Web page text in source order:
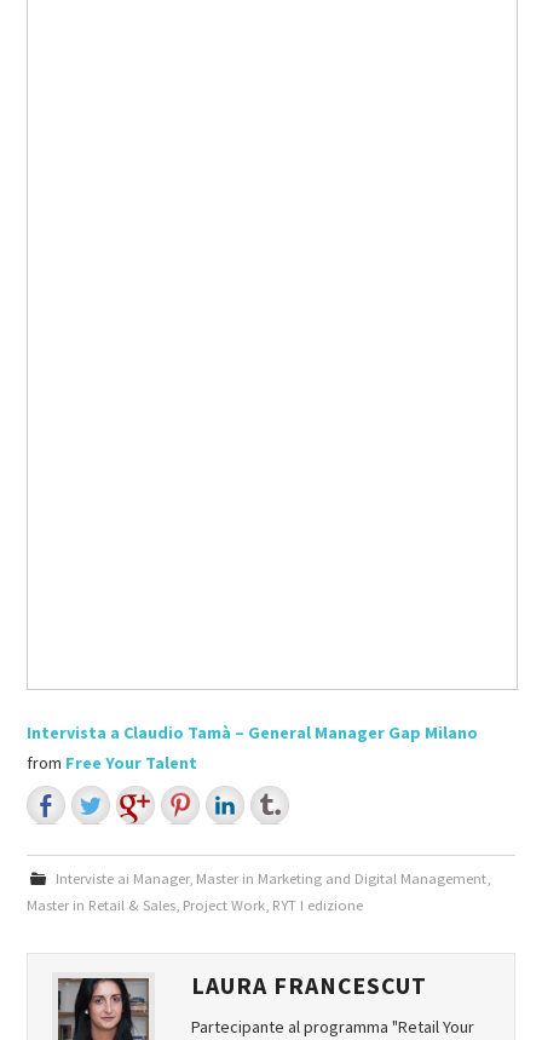
Intervista a Claudio Tamà – General Manager Gap Milano
from Free Your Talent
Interviste ai Manager, Master in Marketing and Digital Management,
Master in Retail & Sales Project Work RYT I edizione
LAURA FRANCESCUT
Partecipante al programma "Retail Your